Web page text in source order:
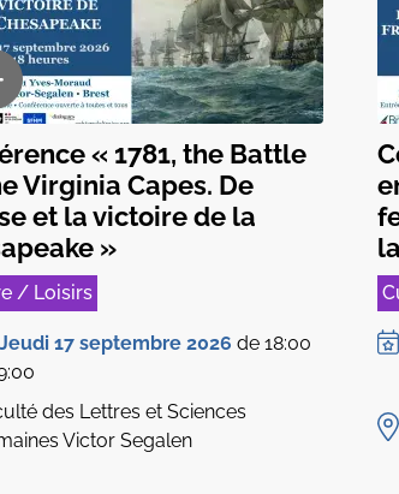
« 1781, the Battle
Virginia Capes. De
et la victoire de la
»
/ Loisirs
Jeudi 17 septembre 2026 de 18:00
des Lettres et Sciences
Victor Segalen